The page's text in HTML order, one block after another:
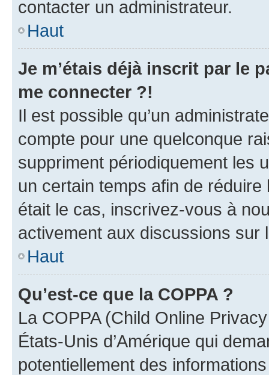
contacter un administrateur.
Haut
Je m’étais déjà inscrit par le
me connecter ?!
Il est possible qu’un
compte pour une quelconque
suppriment périodiquement les
un certain temps afin de
était le cas, inscrivez-vous à
activement aux discussions sur
Haut
Qu’est-ce que la COPPA ?
La COPPA (Child Online
États-Unis d’Amérique qui
potentiellement des